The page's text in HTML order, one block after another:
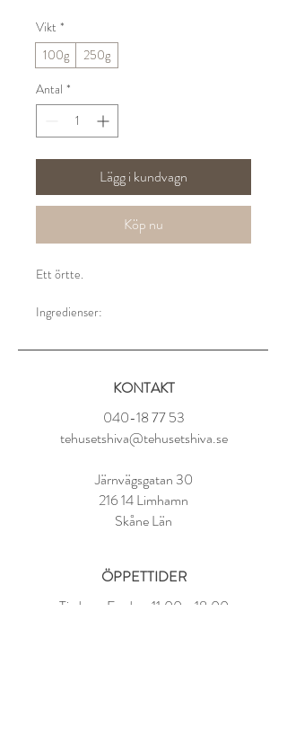
Vikt *
100g
250g
Antal *
Lägg i kundvagn
Köp nu
Ett örtte.
Ingredienser:
kryddnejlika, kardemumma, ingefära,
OBS! Innehåller lakritsrot som kan vara
Tillredning:
100° vatten
Låt dra i 5-8 minuter
KONTAKT
040-18 77 53
tehusetshiva@tehusetshiva.se
Järnvägsgatan 30
216 14 Limhamn
Skåne Län
ÖPPETTIDER
Tisdag - Fredag: 11.00 - 18.00